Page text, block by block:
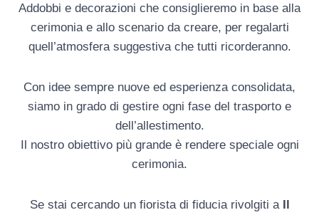
Addobbi e decorazioni che consiglieremo in base alla
cerimonia e allo scenario da creare, per regalarti
quell’atmosfera suggestiva che tutti ricorderanno.
Con idee sempre nuove ed esperienza consolidata,
siamo in grado di gestire ogni fase del trasporto e
dell’allestimento.
Il nostro obiettivo più grande è rendere speciale ogni
cerimonia.
Se stai cercando un fiorista di fiducia rivolgiti a Il